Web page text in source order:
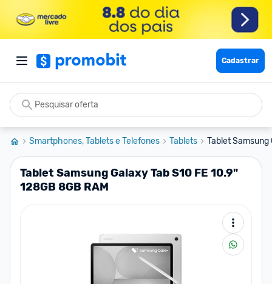
Cadastrar
Smartphones, Tablets e Telefones Tablets Tablet Samsung
Tablet Samsung Galaxy Tab S10 FE 10.9"
128GB 8GB RAM